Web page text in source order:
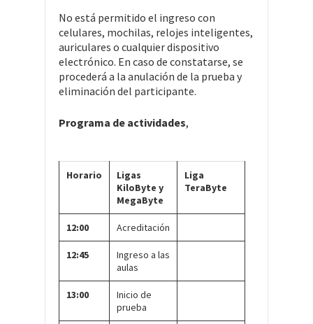
No está permitido el ingreso con
celulares, mochilas, relojes inteligentes,
auriculares o cualquier dispositivo
electrónico. En caso de constatarse, se
procederá a la anulación de la prueba y
eliminación del participante.
Programa de actividades,
Horario
Ligas
KiloByte y
MegaByte
Liga
TeraByte
12:00 Acreditación
12:45
Ingreso a las
aulas
13:00
Inicio de
prueba